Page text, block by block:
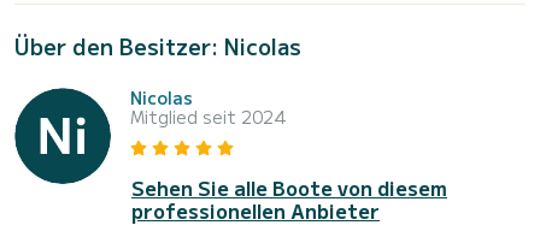
Über den Besitzer: Nicolas
Nicolas
Mitglied seit 2024
Sehen Sie alle Boote von diesem
professionellen Anbieter